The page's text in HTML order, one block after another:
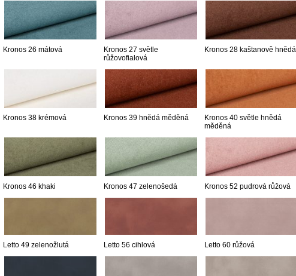
Kronos 26 mátová
Kronos 27 světle
růžovofialová
Kronos 28 kaštanově hnědá
Kronos 38 krémová Kronos 39 hnědá měděná
Kronos 40 světle hnědá
měděná
Kronos 46 khaki Kronos 47 zelenošedá Kronos 52 pudrová růžová
Letto 49 zelenožlutá Letto 56 cihlová Letto 60 růžová